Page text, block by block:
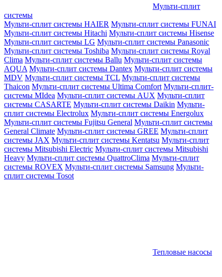
Мульти-сплит
системы
Мульти-сплит системы HAIER Мульти-сплит системы FUNAI
Мульти-сплит системы Hitachi Мульти-сплит системы Hisense
Мульти-сплит системы LG Мульти-сплит системы Panasonic
Мульти-сплит системы Toshiba Мульти-сплит системы Royal
Clima Мульти-сплит системы Ballu Мульти-сплит системы
AQUA Мульти-сплит системы Dantex Мульти-сплит системы
MDV Мульти-сплит системы TCL Мульти-сплит системы
Thaicon Мульти-сплит системы Ultima Comfort Мульти-сплит-
системы MIdea Мульти-сплит системы AUX Мульти-сплит
системы CASARTE Мульти-сплит системы Daikin Мульти-
сплит системы Electrolux Мульти-сплит системы Energolux
Мульти-сплит системы Fujitsu General Мульти-сплит системы
General Climate Мульти-сплит системы GREE Мульти-сплит
системы JAX Мульти-сплит системы Kentatsu Мульти-сплит
системы Mitsubishi Electric Мульти-сплит системы Mitsubishi
Heavy Мульти-сплит системы QuattroClima Мульти-сплит
системы ROVEX Мульти-сплит системы Samsung Мульти-
сплит системы Tosot
Тепловые насосы